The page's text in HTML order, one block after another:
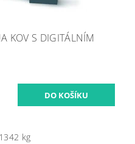
KOV S DIGITÁLNÍM
1342 kg